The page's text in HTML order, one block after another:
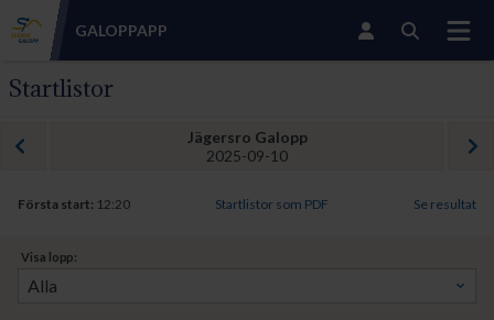
GALOPPAPP
Startlistor
Jägersro Galopp
2025-09-10
Första start: 12:20 Startlistor som PDF Se resultat
Visa lopp: